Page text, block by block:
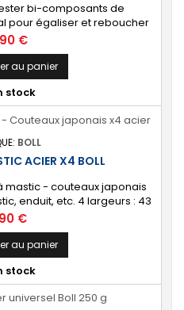
bi-composants de
pour égaliser et reboucher
usages] Spécialement
automobile et moto. Peut
support : polyester, métal,
bois, pierre. 🔝 [Idéal pour
d'obtenir une...
€
au panier
stock
BOLL
ACIER X4 BOLL
mastic - couteaux japonais
enduit, etc. 4 largeurs : 43
mm. Lame souple en acier.
€
au panier
stock